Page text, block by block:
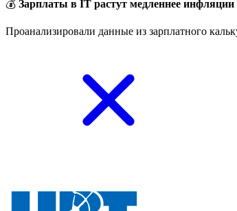
💰 Зарплаты в IT растут медленнее инфляции
Проанализировали данные из зарплатного